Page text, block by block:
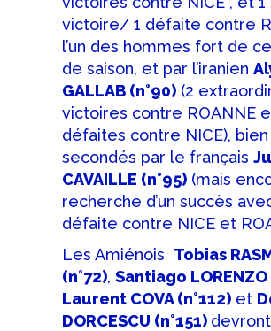
victoire/ 1 défaite contre
l’un des hommes fort de
de saison, et par l’iranien
GALLAB (n°90) (2
victoires contre ROANNE
défaites contre NICE), bien
secondés par le français
CAVAILLE (n°95) (mais
recherche d’un succès
défaite contre NICE et
Les Amiénois Tobias
(n°72), Santiago LORENZO
Laurent COVA (n°112) et
DORCESCU (n°151) devront